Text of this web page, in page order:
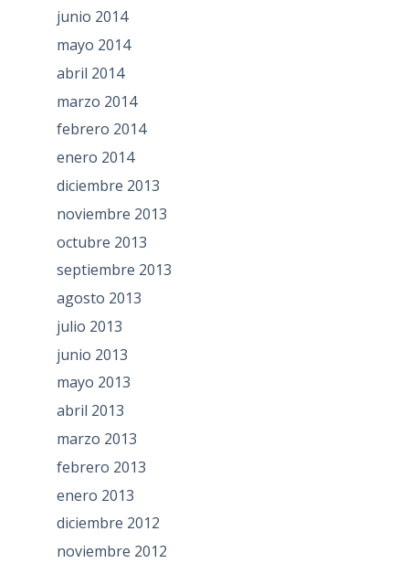
junio 2014
mayo 2014
abril 2014
marzo 2014
febrero 2014
enero 2014
diciembre 2013
noviembre 2013
octubre 2013
septiembre 2013
agosto 2013
julio 2013
junio 2013
mayo 2013
abril 2013
marzo 2013
febrero 2013
enero 2013
diciembre 2012
noviembre 2012